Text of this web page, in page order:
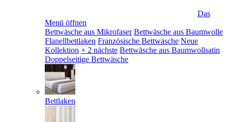
Das
Menü öffnen
Bettwäsche aus Mikrofaser Bettwäsche aus Baumwolle
Flanellbettlaken Französische Bettwäsche Neue
Kollektion + 2 nächste Bettwäsche aus Baumwollsatin
Doppelseitige Bettwäsche
Bettlaken